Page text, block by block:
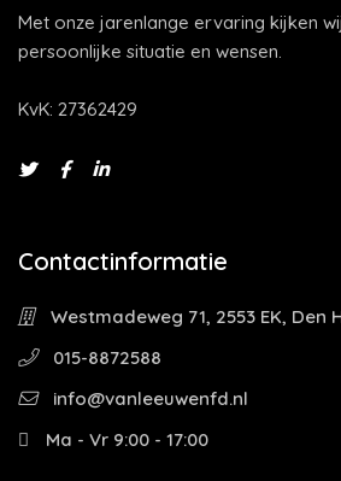
Met onze jarenlange ervaring kijken
persoonlijke situatie en wensen.
KvK: 27362429
Contactinformatie
Westmadeweg 71, 2553 EK, Den
015-8872588
info@vanleeuwenfd.nl
Ma - Vr 9:00 - 17:00